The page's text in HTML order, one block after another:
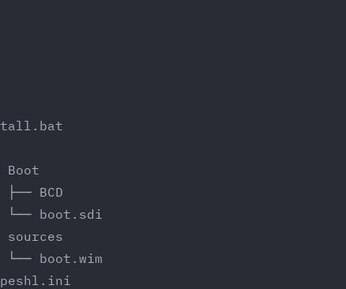
Boot
BCD
└── boot.sdi
sources
boot.wim